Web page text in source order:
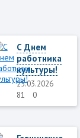
С Днем
работника
культуры!
25.03.2026
81
0